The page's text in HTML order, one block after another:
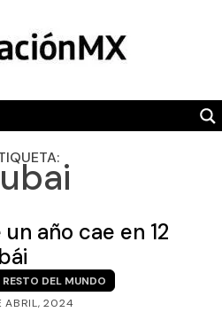
OPINIÓN
SECTION
VIDEOS
año cae en 12
RESTO DEL MUNDO
ABRIL, 2024